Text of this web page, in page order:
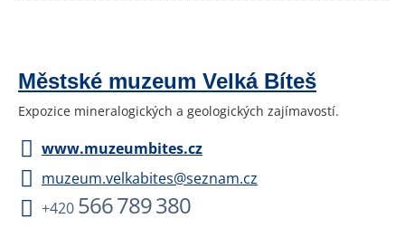
Městské muzeum Velká Bíteš
Expozice mineralogických a geologických zajímavostí.
www.muzeumbites.cz
muzeum.velkabites@seznam.cz
+420 566 789 380